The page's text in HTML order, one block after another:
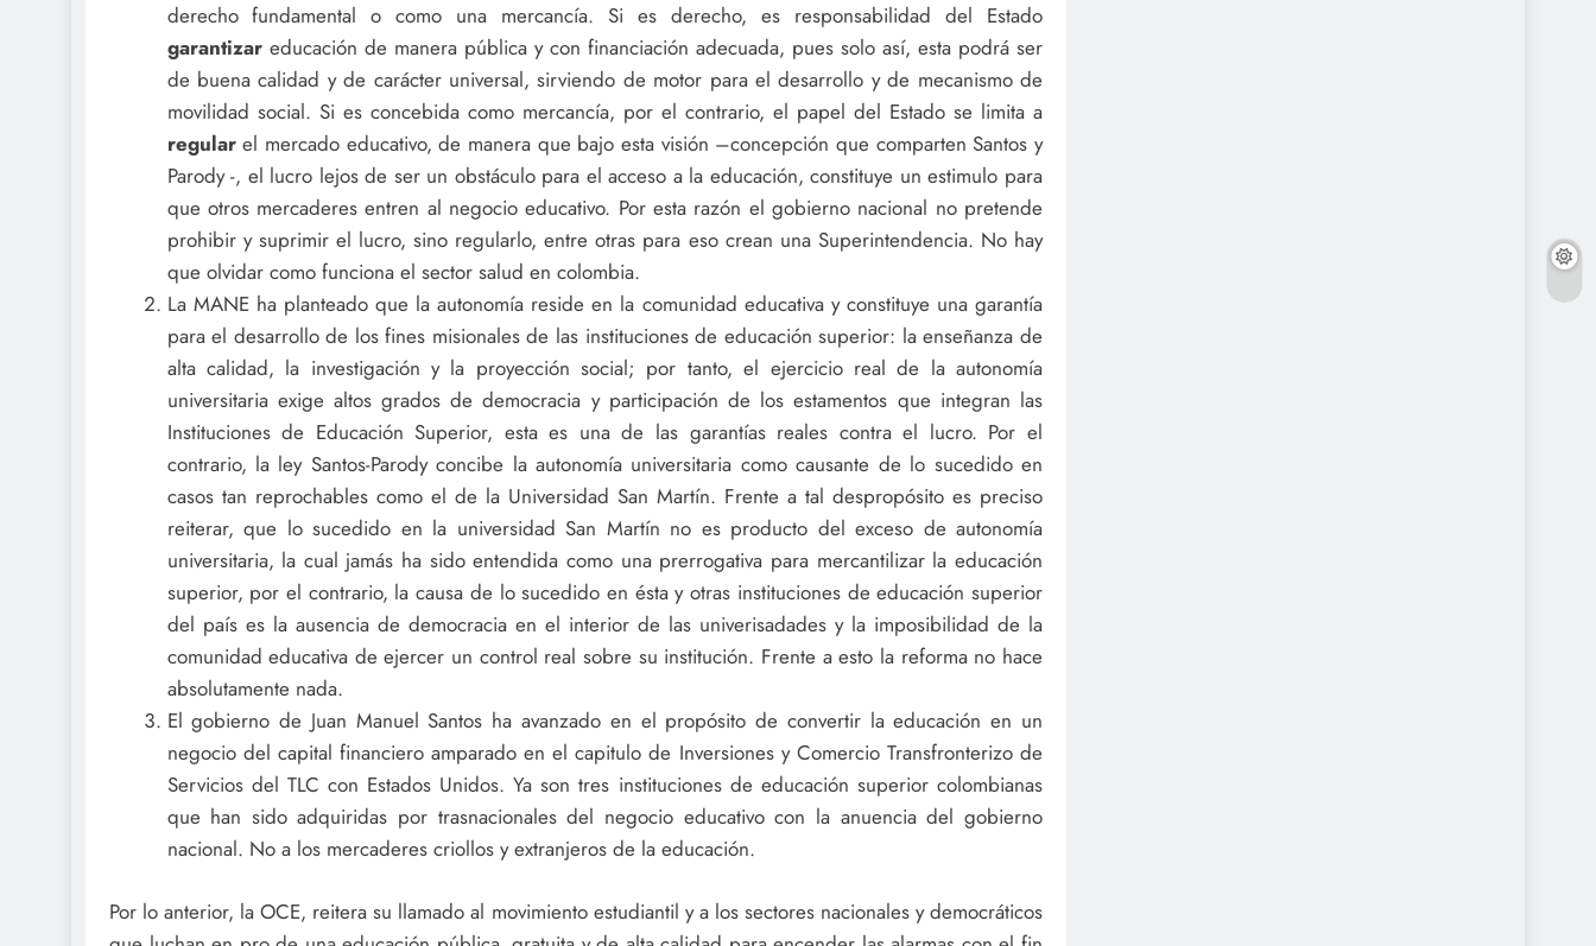
derecho fundamental o como una mercancía. Si es derecho, es responsabilidad del Estado
garantizar educación de manera pública y con financiación adecuada, pues solo así, esta podrá ser
de buena calidad y de carácter universal, sirviendo de motor para el desarrollo y de mecanismo de
movilidad social. Si es concebida como mercancía, por el contrario, el papel del Estado se limita a
regularel mercado educativo, de manera que bajo esta visión –concepción que comparten Santos y
Parody -, el lucro lejos de ser un obstáculo para el acceso a la educación, constituye un estimulo para
que otros mercaderes entren al negocio educativo. Por esta razón el gobierno nacional no pretende
prohibir y suprimir el lucro, sino regularlo, entre otras para eso crean una Superintendencia. No hay
que olvidar como funciona el sector salud en colombia.
La MANE ha planteado que la autonomía reside en la comunidad educativa y constituye una garantía
para el desarrollo de los fines misionales de las instituciones de educación superior: la enseñanza de
alta calidad, la investigación y la proyección social; por tanto, el ejercicio real de la autonomía
universitaria exige altos grados de democracia y participación de los estamentos que integran las
Instituciones de Educación Superior, esta es una de las garantías reales contra el lucro. Por el
contrario, la ley Santos-Parody concibe la autonomía universitaria como causante de lo sucedido en
casos tan reprochables como el de la Universidad San Martín. Frente a tal despropósito es preciso
reiterar, que lo sucedido en la universidad San Martín no es producto del exceso de autonomía
universitaria, la cual jamás ha sido entendida como una prerrogativa para mercantilizar la educación
superior, por el contrario, la causa de lo sucedido en ésta y otras instituciones de educación superior
del país es la ausencia de democracia en el interior de las univerisadades y la imposibilidad de la
comunidad educativa de ejercer un control real sobre su institución. Frente a esto la reforma no hace
absolutamente nada.
El gobierno de Juan Manuel Santos ha avanzado en el propósito de convertir la educación en un
negocio del capital financiero amparado en el capitulo de Inversiones y Comercio Transfronterizo de
Servicios del TLC con Estados Unidos. Ya son tres instituciones de educación superior colombianas
que han sido adquiridas por trasnacionales del negocio educativo con la anuencia del gobierno
nacional. No a los mercaderes criollos y extranjeros de la educación.
Por lo anterior, la OCE, reitera su llamado al movimiento estudiantil y a los sectores nacionales y democráticos